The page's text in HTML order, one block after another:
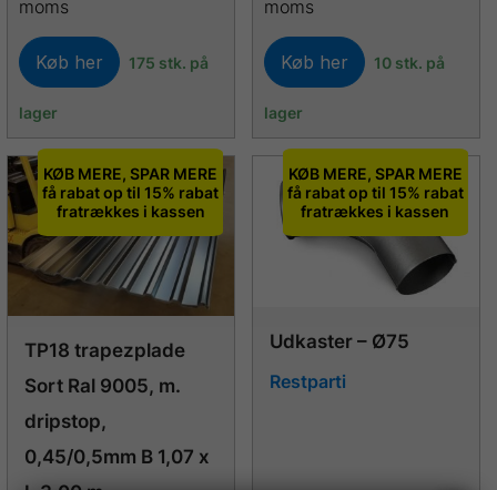
moms
Køb her 175 stk. på
lager
moms
Køb her 10 stk. på
lager
KØB MERE, SPAR MERE
få rabat op til 15% rabat
fratrækkes i kassen
TP18 trapezplade
Sort Ral 9005, m.
dripstop,
0,45/0,5mm B 1,07 x
KØB MERE, SPAR MERE
få rabat op til 15% rabat
fratrækkes i kassen
Udkaster – Ø75
Restparti